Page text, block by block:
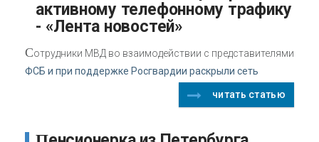
активному телефонному трафику
- «Лента новостей»
Сотрудники МВД во взаимодействии с представителями
ФСБ и при поддержке Росгвардии раскрыли сеть
читать статью